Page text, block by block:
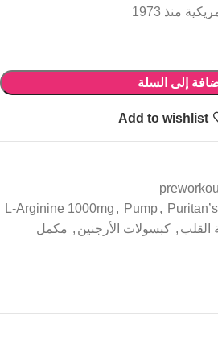
إلى السلة
Add to wishlist
L-Arginine 1000mg , Pump,
, كبسولات الأرجنين , مكمل